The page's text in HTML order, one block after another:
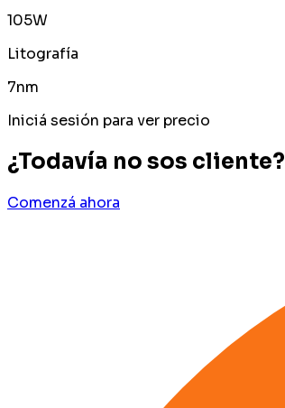
105W
Litografía
7nm
Iniciá sesión para ver precio
¿Todavía no sos cliente?
Comenzá ahora